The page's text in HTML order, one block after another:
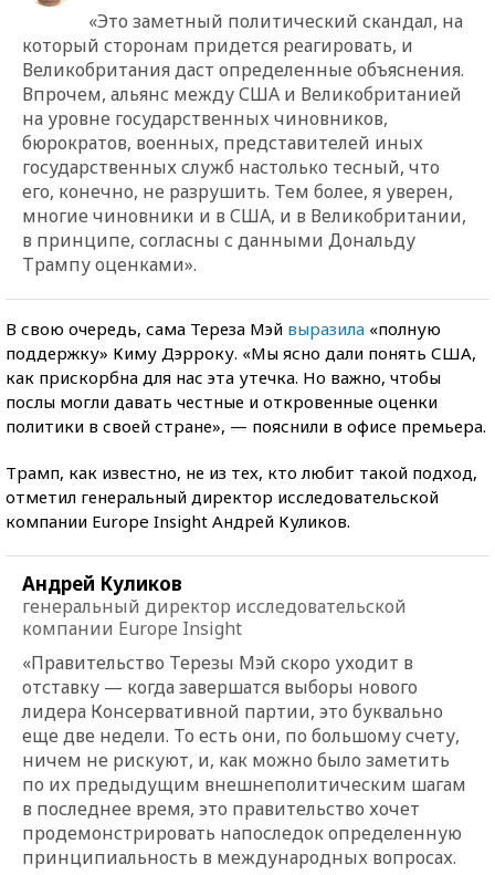
«Это заметный политический скандал, на
который сторонам придется реагировать, и
Великобритания даст определенные объяснения.
Впрочем, альянс между США и Великобританией
на уровне государственных чиновников,
бюрократов, военных, представителей иных
государственных служб настолько тесный, что
его, конечно, не разрушить. Тем более, я уверен,
многие чиновники и в США, и в Великобритании,
в принципе, согласны с данными Дональду
Трампу оценками».
В свою очередь, сама Тереза Мэй выразила «полную
поддержку» Киму Дэрроку. «Мы ясно дали понять США,
как прискорбна для нас эта утечка. Но важно, чтобы
послы могли давать честные и откровенные оценки
политики в своей стране», — пояснили в офисе премьера.
Трамп, как известно, не из тех, кто любит такой подход,
отметил генеральный директор исследовательской
компании Europe Insight Андрей Куликов.
Андрей Куликов
генеральный директор исследовательской
компании Europe Insight
«Правительство Терезы Мэй скоро уходит в
отставку — когда завершатся выборы нового
лидера Консервативной партии, это буквально
еще две недели. То есть они, по большому счету,
ничем не рискуют, и, как можно было заметить
по их предыдущим внешнеполитическим шагам
в последнее время, это правительство хочет
продемонстрировать напоследок определенную
принципиальность в международных вопросах.